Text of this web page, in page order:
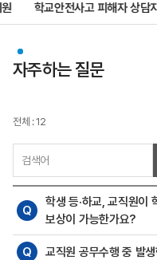
학교안전사고 피해자 상담
자주하는 질문
전체 : 12
Q
학생 등·하교, 교직원이
보상이 가능한가요?
Q 교직원 공무수행 중 발